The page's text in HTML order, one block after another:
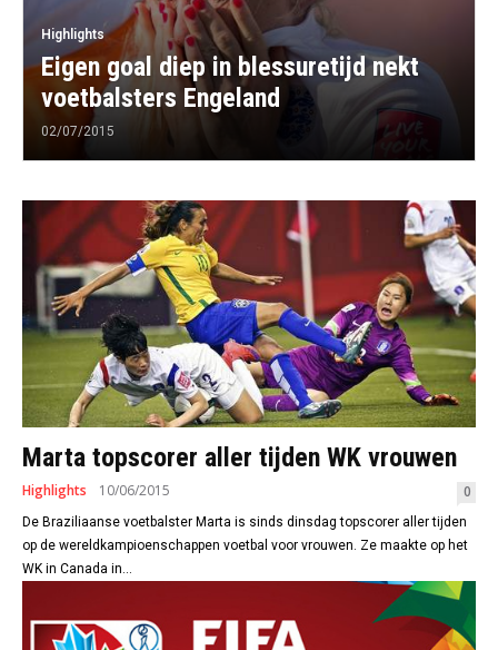
Highlights
Eigen goal diep in blessuretijd nekt
voetbalsters Engeland
02/07/2015
Marta topscorer aller tijden WK vrouwen
Highlights 10/06/2015 0
De Braziliaanse voetbalster Marta is sinds dinsdag topscorer aller tijden
op de wereldkampioenschappen voetbal voor vrouwen. Ze maakte op het
WK in Canada in...